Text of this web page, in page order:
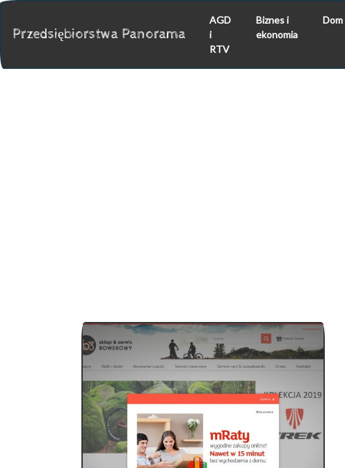
Przedsiębiorstwa Panorama
AGD
i
RTV
Biznes i
ekonomia
Dom